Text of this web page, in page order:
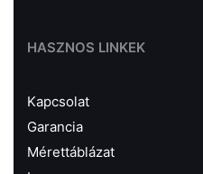
HASZNOS LINKEK
Kapcsolat
Garancia
Mérettáblázat